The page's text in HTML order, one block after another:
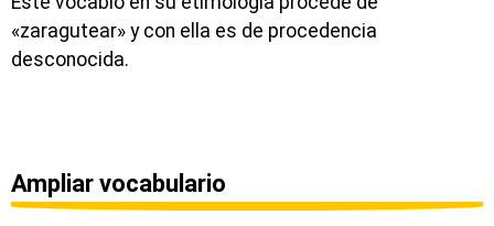
«zaragutear» y con ella es de procedencia
desconocida.
Ampliar vocabulario